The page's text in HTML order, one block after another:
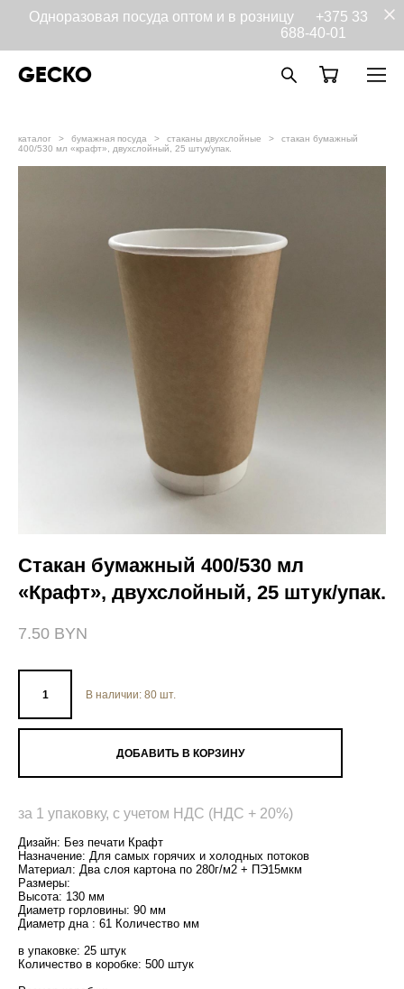
Одноразовая посуда оптом и в розницу +375 33
688-40-01
GECKO
каталог > бумажная посуда > стаканы двухслойные >
стакан бумажный
400/530 мл «крафт», двухслойный, 25 штук/упак.
Стакан бумажный 400/530 мл
«Крафт», двухслойный, 25 штук/упак.
7.50 BYN
В наличии: 80 шт.
ДОБАВИТЬ В КОРЗИНУ
за 1 упаковку, с учетом НДС (НДС + 20%)
Дизайн: Без печати Крафт
Назначение: Для самых горячих и холодных потоков
Материал: Два слоя картона по 280г/м2 + ПЭ15мкм
Размеры:
Высота: 130 мм
Диаметр горловины: 90 мм
Диаметр дна : 61 Количество мм
в упаковке: 25 штук
Количество в коробке: 500 штук